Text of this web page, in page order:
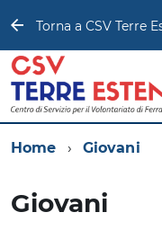
Torna a CSV Terre
Home Giovani
Giovani